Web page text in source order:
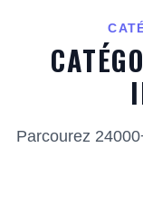
Parcourez